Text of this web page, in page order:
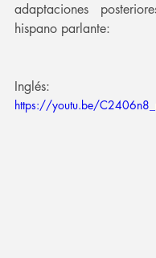
adaptaciones
hispano parlante:
Inglés:
https://youtu.be/